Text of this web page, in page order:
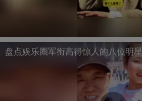
盘点娱乐圈军衔高得惊人的八位明星